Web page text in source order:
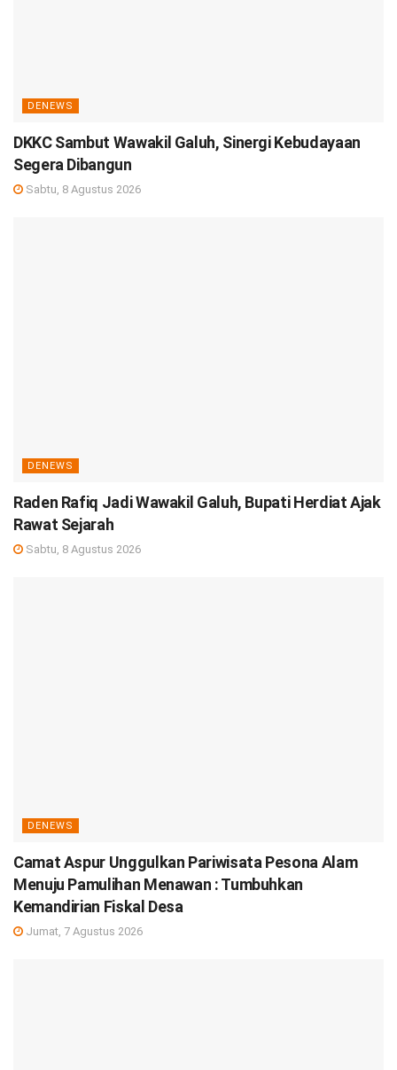
DENEWS
DKKC Sambut Wawakil Galuh, Sinergi Kebudayaan
Segera Dibangun
Sabtu, 8 Agustus 2026
DENEWS
Raden Rafiq Jadi Wawakil Galuh, Bupati Herdiat Ajak
Rawat Sejarah
Sabtu, 8 Agustus 2026
DENEWS
Camat Aspur Unggulkan Pariwisata Pesona Alam
Menuju Pamulihan Menawan : Tumbuhkan
Kemandirian Fiskal Desa
Jumat, 7 Agustus 2026